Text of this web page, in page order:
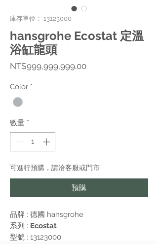
庫存單位： 13123000
hansgrohe Ecostat 定溫
浴缸龍頭
NT$999,999,999.00價
Color *
數量 *
可進行預購，請洽客服或門市
預購
品牌 : 德國 hansgrohe
系列 : Ecostat
型號 : 13123000